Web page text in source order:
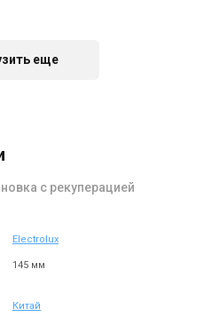
еще
с рекуперацией
Electrolux
145 мм
Китай